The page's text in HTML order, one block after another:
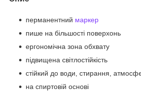
перманентний маркер
пише на більшості поверхонь
ергономічна зона обхвату
підвищена світлостійкість
стійкий до води, стирання,
на спиртовій основі